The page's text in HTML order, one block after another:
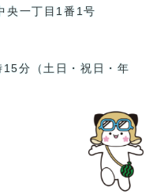
央一丁目1番1号
分（土日・祝日・年